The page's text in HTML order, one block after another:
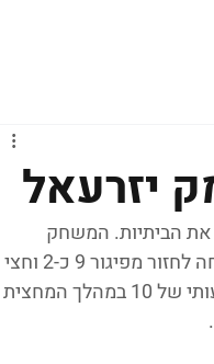
יזרעאל
ואחת ש'גנבה' את הביתיות. המשחק
המרכזי של הסיבוב הביא לנו ניצחון 77:81 של הפועל ת"א, אחרי שהיא הצליחה לחזור מפיגור 9 כ-2 וחצי
דקות לסיום מול גלבוע מענייות. ת"א גם היא עצמה הצליחה לאבד יתרון משמעותי של 10 במהלך המחצית